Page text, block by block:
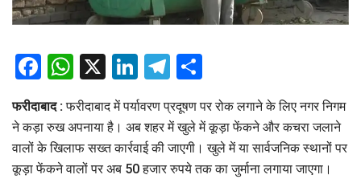
Facebook
WhatsApp
X LinkedIn
Telegram
फरीदाबाद :फरीदाबाद में पर्यावरण प्रदूषण पर रोक लगाने के लिए नगर निगम
ने कड़ा रुख अपनाया है। अब शहर में खुले में कूड़ा फेंकने और कचरा जलाने
वालों के खिलाफ सख्त कार्रवाई की जाएगी। खुले में या सार्वजनिक स्थानों पर
कूड़ा फेंकने वालों पर अब 50 हजार रुपये तक का जुर्माना लगाया जाएगा।